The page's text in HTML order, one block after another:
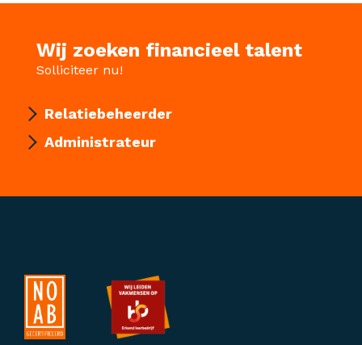
Wij zoeken financieel talent
Solliciteer nu!
Relatiebeheerder
Administrateur